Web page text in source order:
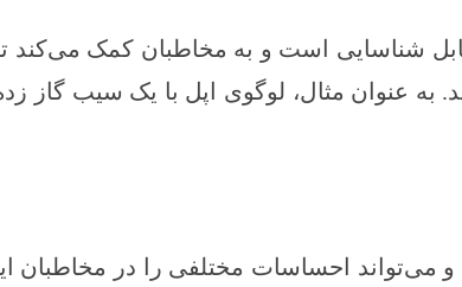
شناسایی است و به مخاطبان کمک می‌کند تا
عنوان مثال، لوگوی اپل با یک سیب گاز
احساسات مختلفی را در مخاطبان